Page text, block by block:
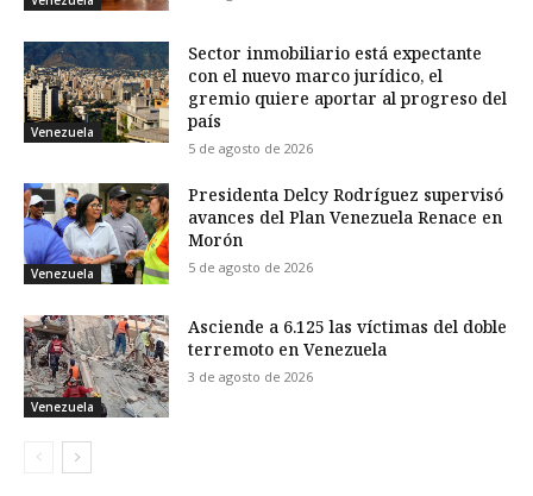
Venezuela
Sector inmobiliario está expectante
con el nuevo marco jurídico, el
gremio quiere aportar al progreso del
país
5 de agosto de 2026
Venezuela
Presidenta Delcy Rodríguez supervisó
avances del Plan Venezuela Renace en
Morón
5 de agosto de 2026
Venezuela
Asciende a 6.125 las víctimas del doble
terremoto en Venezuela
3 de agosto de 2026